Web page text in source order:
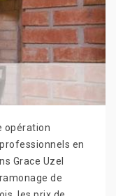
opération
en
Grace Uzel
de